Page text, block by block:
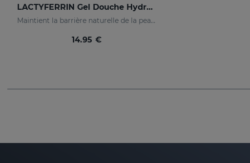
LACTYFERRIN Gel Douche Hydratant Dermoprotecteur 375 Ml
Maintient la barrière naturelle de la peau en parfait état
14.95 €